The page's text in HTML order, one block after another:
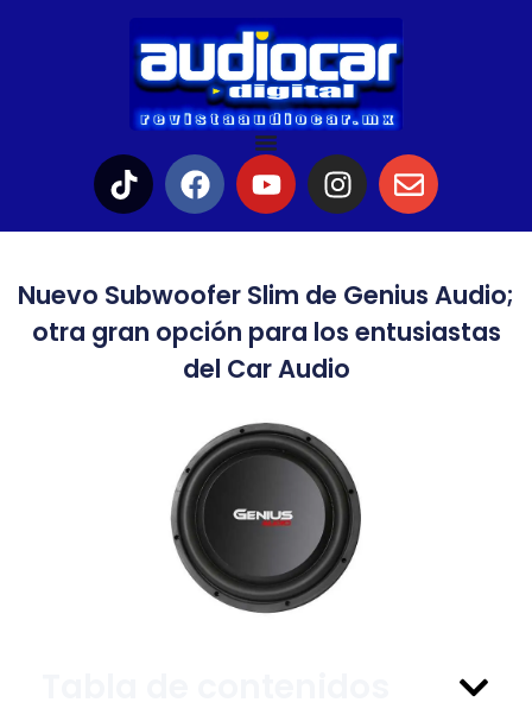
Nuevo Subwoofer Slim de Genius Audio;
otra gran opción para los entusiastas
del Car Audio